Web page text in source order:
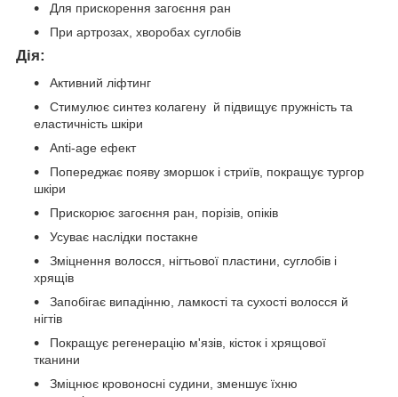
Для прискорення загоєння ран
При артрозах, хворобах суглобів
Дія:
Активний ліфтинг
Стимулює синтез колагену й підвищує пружність та
еластичність шкіри
Anti-age ефект
Попереджає появу зморшок і стриїв, покращує тургор
шкіри
Прискорює загоєння ран, порізів, опіків
Усуває наслідки постакне
Зміцнення волосся, нігтьової пластини, суглобів і
хрящів
Запобігає випадінню, ламкості та сухості волосся й
нігтів
Покращує регенерацію м'язів, кісток і хрящової
тканини
Зміцнює кровоносні судини, зменшує їхню